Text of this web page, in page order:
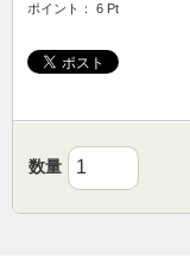
ポイント： 6 Pt
数量